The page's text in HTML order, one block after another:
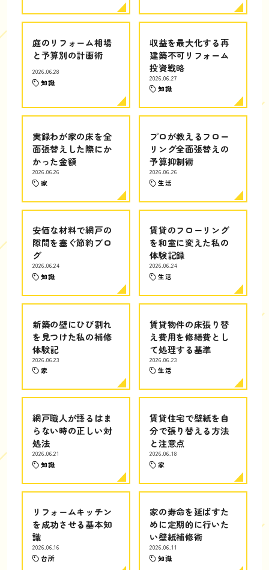
庭のリフォーム相場
と予算別の計画術
2026.06.28
知識
収益を最大化する再
建築不可リフォーム
投資戦略
2026.06.27
知識
実録わが家の床を全
面張替えした際にか
かった金額
2026.06.26
家
プロが教えるフロー
リング全面張替えの
予算抑制術
2026.06.26
生活
安価な材料で網戸の
隙間を塞ぐ節約ブロ
グ
2026.06.24
知識
賃貸のフローリング
を和室に変えた私の
体験記録
2026.06.24
生活
新築の壁にひび割れ
を見つけた私の補修
体験記
2026.06.23
家
賃貸物件の床張り替
え費用を修繕費とし
て処理する基準
2026.06.23
生活
網戸職人が語るはま
らない時の正しい対
処法
2026.06.21
知識
賃貸住宅で壁紙を自
分で張り替える方法
と注意点
2026.06.18
家
リフォームキッチン
を成功させる基本知
識
2026.06.16
台所
家の寿命を延ばすた
めに定期的に行いた
い壁紙補修術
2026.06.11
知識